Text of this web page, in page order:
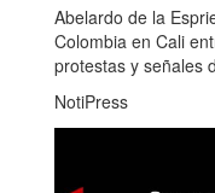
Abelardo de la
Colombia en Cali
protestas y señales
NotiPress